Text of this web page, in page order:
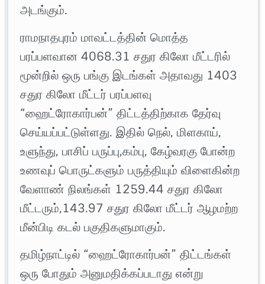
அடங்கும்.
ராமநாதபுரம் மாவட்டத்தின் மொத்த
பரப்பளவான 4068.31 சதுர கிலோ மீட்டரில்
மூன்றில் ஒரு பங்கு இடங்கள் அதாவது 1403
சதுர கிலோ மீட்டர் பரப்பளவு
“ஹைட்ரோகார்பன்” திட்டத்திற்காக தேர்வு
செய்யப்பட்டுள்ளது. இதில் நெல், மிளகாய்,
உளுந்து, பாசிப் பருப்பு,கம்பு, கேழ்வரகு போன்ற
உணவுப் பொருட்களும் பருத்தியும் விளைகின்ற
வேளாண் நிலங்கள் 1259.44 சதுர கிலோ
மீட்டரும்,143.97 சதுர கிலோ மீட்டர் ஆழமற்ற
மீன்பிடி கடல் பகுதிகளுமாகும்.
தமிழ்நாட்டில் “ஹைட்ரோகார்பன்” திட்டங்கள்
ஒரு போதும் அனுமதிக்கப்படாது என்று